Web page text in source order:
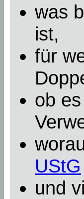
was
ist,
für
ob
UStG
und